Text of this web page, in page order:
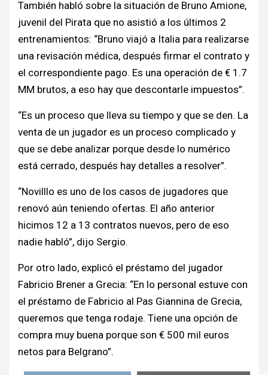
También habló sobre la situación de Bruno Amione,
juvenil del Pirata que no asistió a los últimos 2
entrenamientos: “Bruno viajó a Italia para realizarse
una revisación médica, después firmar el contrato y
el correspondiente pago. Es una operación de € 1.7
MM brutos, a eso hay que descontarle impuestos”.
“Es un proceso que lleva su tiempo y que se den. La
venta de un jugador es un proceso complicado y
que se debe analizar porque desde lo numérico
está cerrado, después hay detalles a resolver”.
“Novilllo es uno de los casos de jugadores que
renovó aún teniendo ofertas. El año anterior
hicimos 12 a 13 contratos nuevos, pero de eso
nadie habló”, dijo Sergio.
Por otro lado, explicó el préstamo del jugador
Fabricio Brener a Grecia: “En lo personal estuve con
el préstamo de Fabricio al Pas Giannina de Grecia,
queremos que tenga rodaje. Tiene una opción de
compra muy buena porque son € 500 mil euros
netos para Belgrano”.